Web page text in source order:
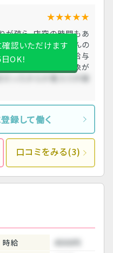
★★★★★
が疎ら、店空の時間もあ
マン多め。ボーイさんの
トもみんな優しい。給与
くれます。 とても印象が
だったからか客入りが疎
認いただけます
OK!
録して働く
口コミをみる(3)
時給
4500円